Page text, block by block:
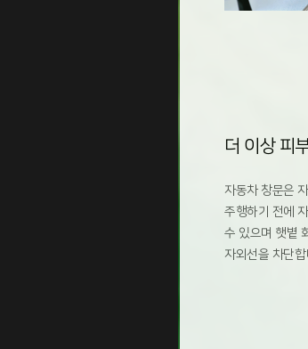
더 이상 피
자동차 창문은
주행하기 전에
수 있으며 햇볕
자외선을 차단